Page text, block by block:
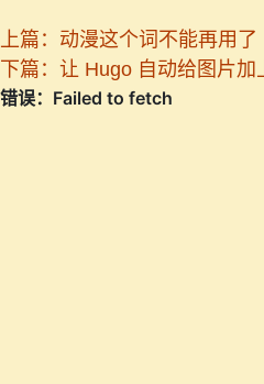
上篇：动漫这个词不能再用了
下篇：让 Hugo 自动给图片加